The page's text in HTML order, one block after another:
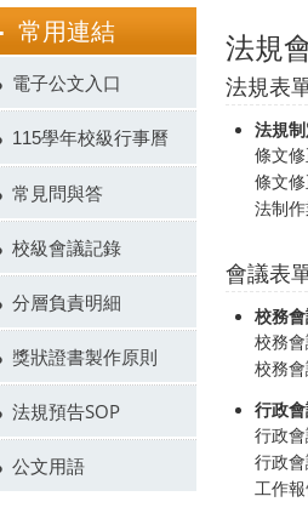
常用連結
電子公文入口
115學年校級行事曆
常見問與答
校級會議記錄
分層負責明細
獎狀證書製作原則
法規預告SOP
公文用語
法規
法規表
法規制
條文
條文
法制
會議表
校務
校務
校務
行政
行政
行政
工作